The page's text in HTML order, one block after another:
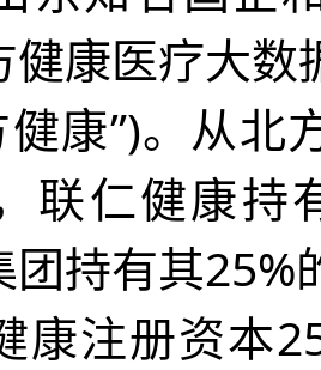
健康医疗大数
康”)。从北
联仁健康持
团持有其25%
注册资本